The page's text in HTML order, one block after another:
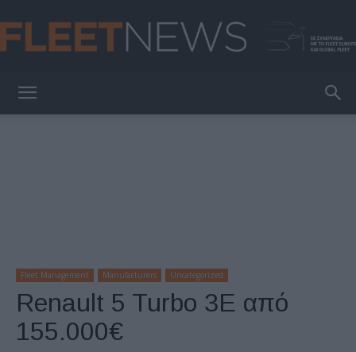
Fleet Management Manufacturers Uncategorized
Renault 5 Turbo 3E από
155.000€